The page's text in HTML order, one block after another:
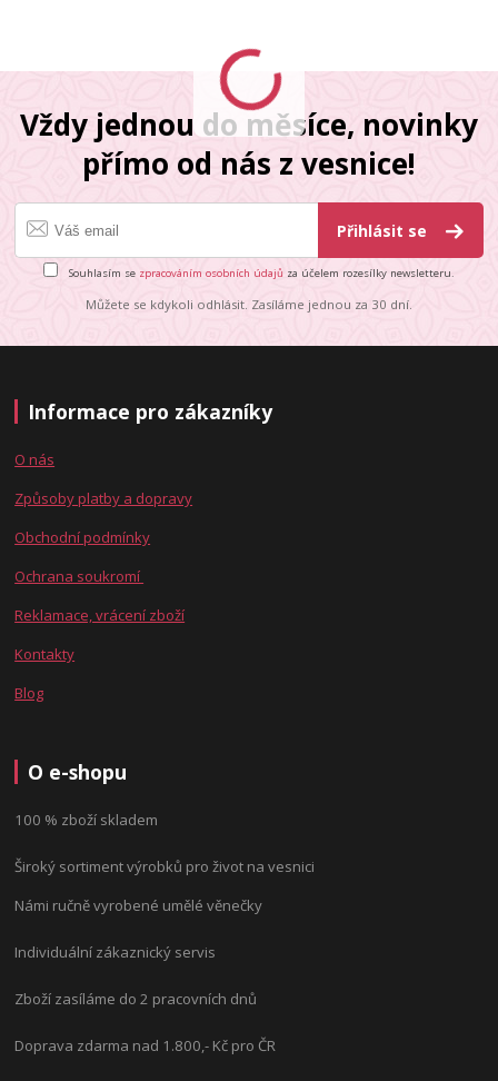
Vždy jednou do měsíce, novinky
přímo od nás z vesnice!
Přihlásit se
Souhlasím se zpracováním osobních údajů za účelem rozesílky newsletteru.
Můžete se kdykoli odhlásit. Zasíláme jednou za 30 dní.
Informace pro zákazníky
O nás
Způsoby platby a dopravy
Obchodní podmínky
Ochrana soukromí
Reklamace, vrácení zboží
Kontakty
Blog
O e-shopu
100 % zboží skladem
Široký sortiment výrobků pro život na vesnici
Námi ručně vyrobené umělé věnečky
Individuální zákaznický servis
Zboží zasíláme do 2 pracovních dnů
Doprava zdarma nad 1.800,- Kč pro ČR